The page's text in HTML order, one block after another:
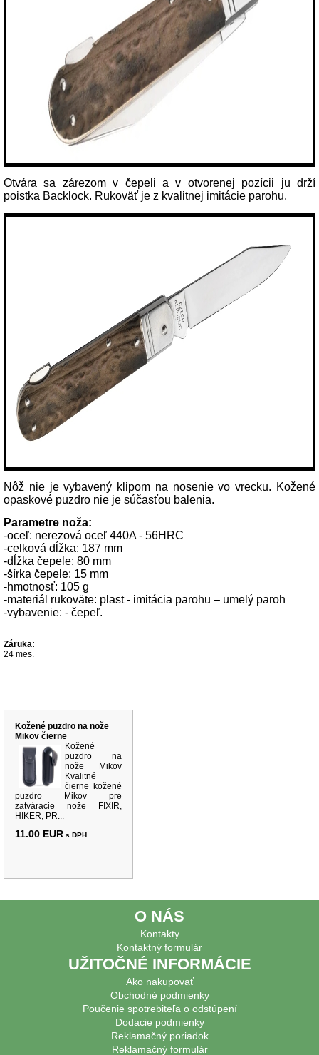
Otvára sa zárezom v čepeli a v otvorenej pozícii ju drží
poistka Backlock. Rukoväť je z kvalitnej imitácie parohu.
Nôž nie je vybavený klipom na nosenie vo vrecku. Kožené
opaskové puzdro nie je súčasťou balenia.
Parametre noža:
-oceľ: nerezová oceľ 440A - 56HRC
-celková dĺžka: 187 mm
-dĺžka čepele: 80 mm
-šírka čepele: 15 mm
-hmotnosť: 105 g
-materiál rukoväte: plast - imitácia parohu – umelý paroh
-vybavenie: - čepeľ.
Záruka:
24 mes.
Kožené puzdro na nože
Mikov čierne
Kožené
puzdro na
nože Mikov
Kvalitné
čierne kožené
puzdro Mikov pre
zatváracie nože FIXIR,
HIKER, PR...
11.00 EUR s DPH
O NÁS
Kontakty
Kontaktný formulár
UŽITOČNÉ INFORMÁCIE
Ako nakupovať
Obchodné podmienky
Poučenie spotrebiteľa o odstúpení
Dodacie podmienky
Reklamačný poriadok
Reklamačný formulár